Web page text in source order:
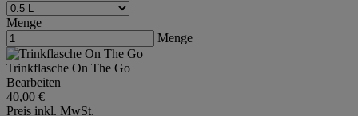
Menge
Menge
Trinkflasche On The Go
Bearbeiten
40,00 €
Preis inkl. MwSt.